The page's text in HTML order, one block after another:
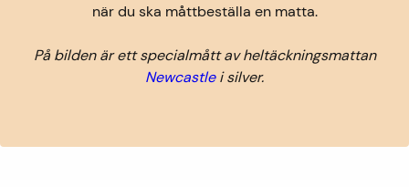
när du ska måttbeställa en matta.
På bilden är ett specialmått av heltäckningsmattan
Newcastlei silver.